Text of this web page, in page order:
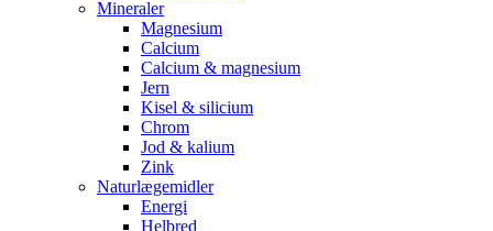
Mineraler
Magnesium
Calcium
Calcium & magnesium
Jern
Kisel & silicium
Chrom
Jod & kalium
Zink
Naturlægemidler
Energi
Helbred